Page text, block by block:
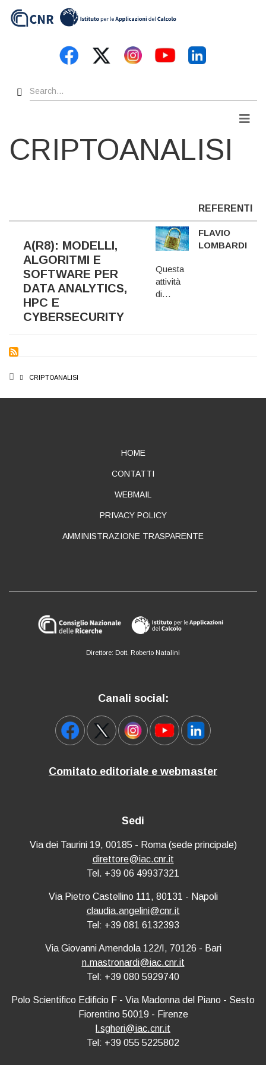
Search
CRIPTOANALISI
REFERENTI
A(R8): MODELLI,
ALGORITMI E
SOFTWARE PER
DATA ANALYTICS,
HPC E
CYBERSECURITY
Questa
attività
di…
FLAVIO
LOMBARDI
BREADCRUMB
CRIPTOANALISI
HOME
CONTATTI
WEBMAIL
PRIVACY POLICY
AMMINISTRAZIONE TRASPARENTE
Direttore: Dott. Roberto Natalini
Canali social:
Comitato editoriale e webmaster
Sedi
Via dei Taurini 19, 00185 - Roma (sede principale)
direttore@iac.cnr.it
Tel. +39 06 49937321
Via Pietro Castellino 111, 80131 - Napoli
claudia.angelini@cnr.it
Tel: +39 081 6132393
Via Giovanni Amendola 122/I, 70126 - Bari
n.mastronardi@iac.cnr.it
Tel: +39 080 5929740
Polo Scientifico Edificio F - Via Madonna del Piano - Sesto
Fiorentino 50019 - Firenze
l.sgheri@iac.cnr.it
Tel: +39 055 5225802